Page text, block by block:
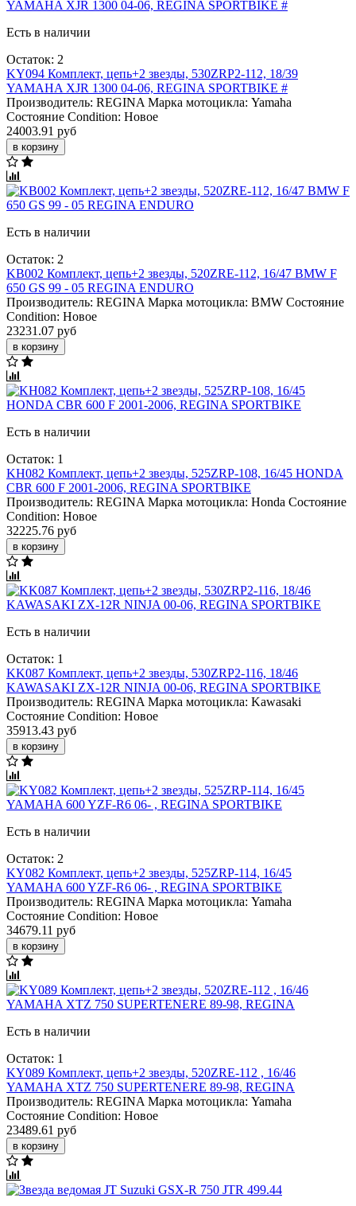
Есть в наличии
Остаток: 2
KY094 Комплект, цепь+2 звезды, 530ZRP2-112, 18/39
YAMAHA XJR 1300 04-06, REGINA SPORTBIKE #
Производитель: REGINA Марка мотоцикла: Yamaha
Состояние Condition: Новое
24003.91 руб
в корзину
Есть в наличии
Остаток: 2
KB002 Комплект, цепь+2 звезды, 520ZRE-112, 16/47 BMW F
650 GS 99 - 05 REGINA ENDURO
Производитель: REGINA Марка мотоцикла: BMW Состояние
Condition: Новое
23231.07 руб
в корзину
Есть в наличии
Остаток: 1
KH082 Комплект, цепь+2 звезды, 525ZRP-108, 16/45 HONDA
CBR 600 F 2001-2006, REGINA SPORTBIKE
Производитель: REGINA Марка мотоцикла: Honda Состояние
Condition: Новое
32225.76 руб
в корзину
Есть в наличии
Остаток: 1
KK087 Комплект, цепь+2 звезды, 530ZRP2-116, 18/46
KAWASAKI ZX-12R NINJA 00-06, REGINA SPORTBIKE
Производитель: REGINA Марка мотоцикла: Kawasaki
Состояние Condition: Новое
35913.43 руб
в корзину
Есть в наличии
Остаток: 2
KY082 Комплект, цепь+2 звезды, 525ZRP-114, 16/45
YAMAHA 600 YZF-R6 06- , REGINA SPORTBIKE
Производитель: REGINA Марка мотоцикла: Yamaha
Состояние Condition: Новое
34679.11 руб
в корзину
Есть в наличии
Остаток: 1
KY089 Комплект, цепь+2 звезды, 520ZRE-112 , 16/46
YAMAHA XTZ 750 SUPERTENERE 89-98, REGINA
Производитель: REGINA Марка мотоцикла: Yamaha
Состояние Condition: Новое
23489.61 руб
в корзину